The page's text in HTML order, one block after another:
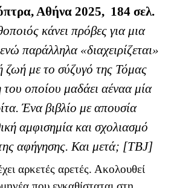
Αθήνα 2025, 184 σελ.
κάνει πρόβες για μια
παράλληλα «διαχειρίζεται»
ζωή με το σύζυγό της Τόμας
οποίου μαδάει αέναα μία
Ένα βιβλίο με απουσία
αμφισημία και σχολιασμό
αφήγησης. Και μετά; [ΤΒJ]
αρκετές αρετές. Ακολουθεί